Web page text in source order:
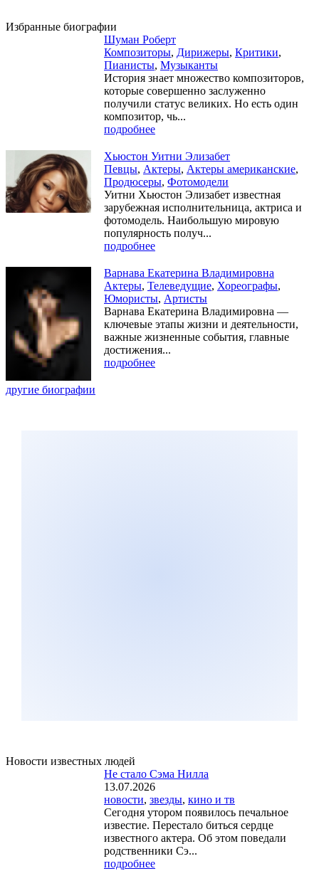
Избранные биографии
Шуман Роберт
Композиторы, Дирижеры, Критики,
Пианисты, Музыканты
История знает множество композиторов,
которые совершенно заслуженно
получили статус великих. Но есть один
композитор, чь...
подробнее
Хьюстон Уитни Элизабет
Певцы, Актеры, Актеры американские,
Продюсеры, Фотомодели
Уитни Хьюстон Элизабет известная
зарубежная исполнительница, актриса и
фотомодель. Наибольшую мировую
популярность получ...
подробнее
Варнава Екатерина Владимировна
Актеры, Телеведущие, Хореографы,
Юмористы, Артисты
Варнава Екатерина Владимировна —
ключевые этапы жизни и деятельности,
важные жизненные события, главные
достижения...
подробнее
другие биографии
Новости известных людей
Не стало Сэма Нилла
13.07.2026
новости, звезды, кино и тв
Сегодня утором появилось печальное
известие. Перестало биться сердце
известного актера. Об этом поведали
родственники Сэ...
подробнее